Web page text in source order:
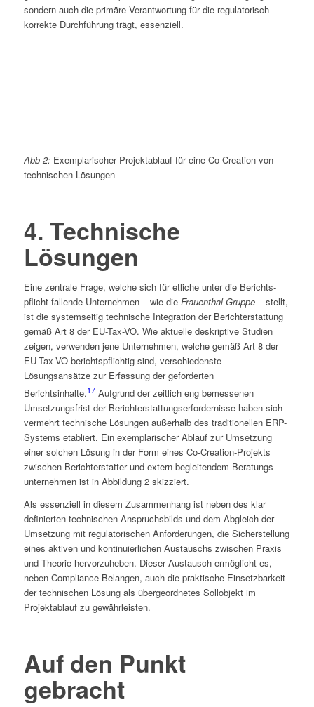
sondern auch die primäre Verantwortung für die regulatorisch
korrekte Durchführung trägt, essenziell.
Abb 2:Exemplarischer Projektablauf für eine Co-Creation von
technischen Lösungen
4. Technische
Lösungen
Eine zentrale Frage, welche sich für etliche unter die Berichts­
pflicht fallende Unternehmen – wie die Frauenthal Gruppe– stellt,
ist die systemseitig technische Integration der Berichterstattung
gemäß Art 8 der EU-Tax-VO. Wie aktuelle deskriptive Studien
zeigen, verwenden jene Unternehmen, welche gemäß Art 8 der
EU-Tax-VO berichts­pflichtig sind, verschiedenste
Lösungsansätze zur Erfassung der geforderten
Berichtsinhalte.17Aufgrund der zeitlich eng bemessenen
Umsetzungs­frist der Berichterstattungserfordernisse haben sich
vermehrt technische Lösungen außerhalb des traditionellen ERP-
Systems etabliert. Ein exemplarischer Ablauf zur Umsetzung
einer solchen Lösung in der Form eines Co-Creation-Projekts
zwischen Berichterstatter und extern begleitendem Beratungs­
unternehmen ist in Abbildung 2 skizziert.
Als essenziell in diesem Zusammenhang ist neben des klar
definierten technischen Anspruchsbilds und dem Abgleich der
Umsetzung mit regulatorischen Anforderungen, die Sicher­stellung
eines aktiven und kontinuierlichen Austauschs zwischen Praxis
und Theorie hervorzuheben. Dieser Austausch ermöglicht es,
neben Compliance-Belangen, auch die praktische Einsetzbarkeit
der technischen Lösung als übergeordnetes Sollobjekt im
Projektablauf zu gewährleisten.
Auf den Punkt
gebracht